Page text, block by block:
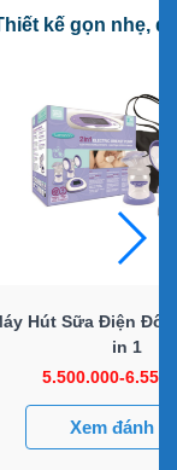
kế gọn nhẹ,
Hút Sữa Điện Đôi
in 1
5.500.000-
Xem đánh